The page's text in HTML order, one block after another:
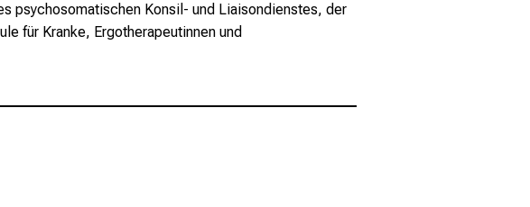
psychosomatischen Konsil- und Liaisondienstes, der
für Kranke, Ergotherapeutinnen und